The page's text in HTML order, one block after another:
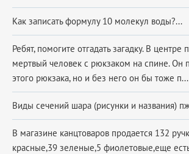
Как записать формулу 10 молекул воды?...
Ребят, помогите отгадать загадку. В центре
мертвый человек с рюкзаком на спине. Он
этого рюкзака, но и без него он бы тоже п...
Виды сечений шара (рисунки и названия)
В магазине канцтоваров продается 132
красные,39 зеленые,5 фиолетовые,еще